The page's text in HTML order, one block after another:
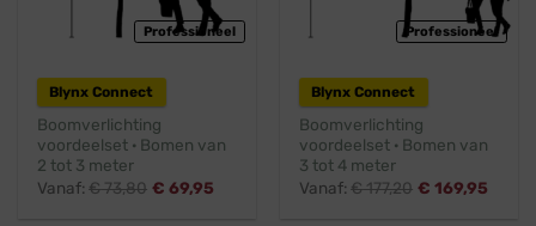
Professioneel
Blynx Connect
Boomverlichting
voordeelset · Bomen van
2 tot 3 meter
Vanaf:€73,80 € 69,95
Professioneel
Blynx Connect
Boomverlichting
voordeelset · Bomen van
3 tot 4 meter
Vanaf:€177,20 € 169,95